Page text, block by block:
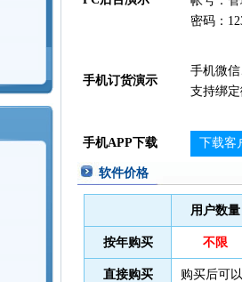
密码：
手机订货演示
手机微
支持绑
手机APP下载 下载客
软件价格
用户数量
按年购买 不限
直接购买 购买后可